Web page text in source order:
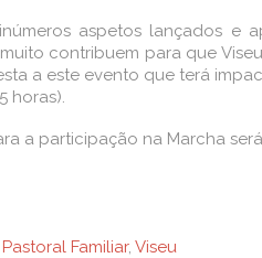
aspetos lançados e
contribuem para que
a este evento que terá
horas).
a participação na Marcha
Pastoral Familiar, Viseu